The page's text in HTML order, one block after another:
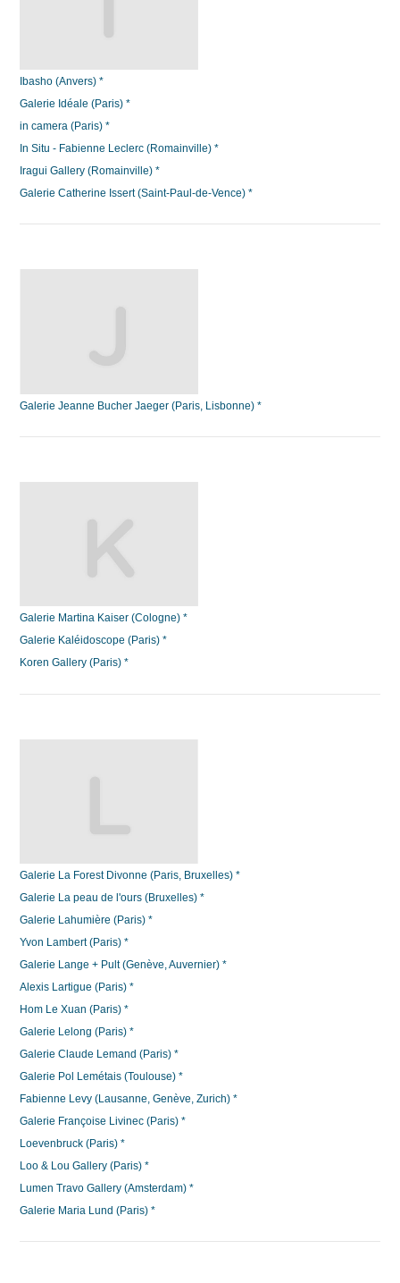
Ibasho (Anvers) *
Galerie Idéale (Paris) *
in camera (Paris) *
In Situ - Fabienne Leclerc (Romainville) *
Iragui Gallery (Romainville) *
Galerie Catherine Issert (Saint-Paul-de-Vence) *
Galerie Jeanne Bucher Jaeger (Paris, Lisbonne) *
Galerie Martina Kaiser (Cologne) *
Galerie Kaléidoscope (Paris) *
Koren Gallery (Paris) *
Galerie La Forest Divonne (Paris, Bruxelles) *
Galerie La peau de l'ours (Bruxelles) *
Galerie Lahumière (Paris) *
Yvon Lambert (Paris) *
Galerie Lange + Pult (Genève, Auvernier) *
Alexis Lartigue (Paris) *
Hom Le Xuan (Paris) *
Galerie Lelong (Paris) *
Galerie Claude Lemand (Paris) *
Galerie Pol Lemétais (Toulouse) *
Fabienne Levy (Lausanne, Genève, Zurich) *
Galerie Françoise Livinec (Paris) *
Loevenbruck (Paris) *
Loo & Lou Gallery (Paris) *
Lumen Travo Gallery (Amsterdam) *
Galerie Maria Lund (Paris) *